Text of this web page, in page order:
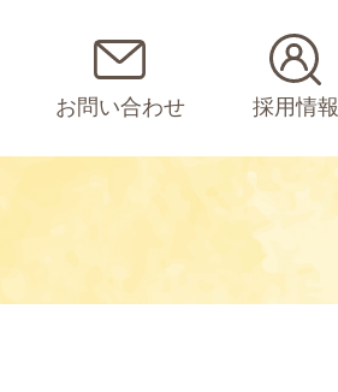
お問い合わせ 採用情報